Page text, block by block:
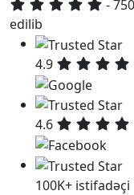
-
edilib
4.9
4.6
100K+ istifadəçi